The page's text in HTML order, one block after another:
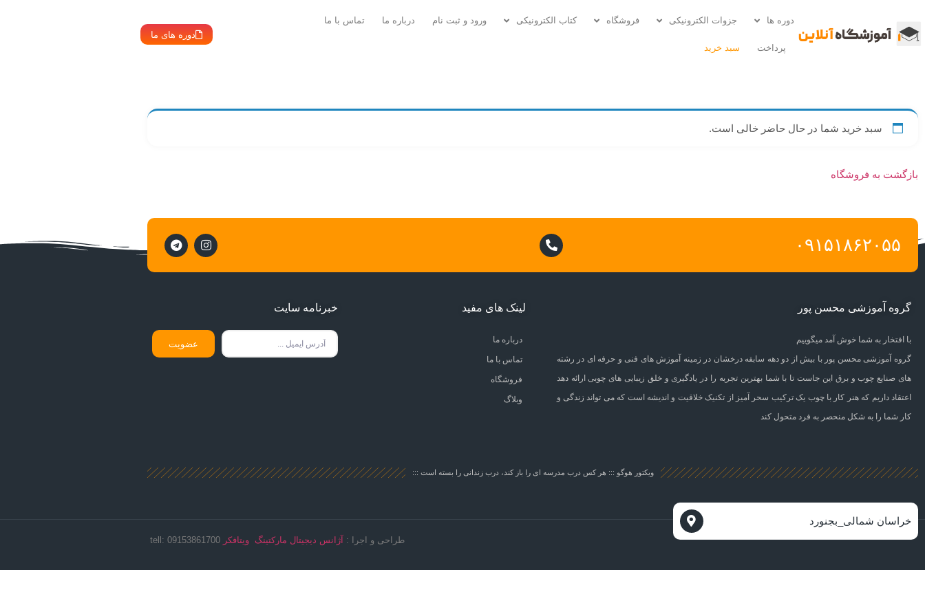
دوره ها جزوات الکترونیکی فروشگاه کتاب الکترونیکی ورود و ثبت نام درباره ما تماس با ما
پرداخت سبد خرید
دوره های ما
سبد خرید شما در حال حاضر خالی است.
بازگشت به فروشگاه
۰۹۱۵۱۸۶۲۰۵۵
گروه آموزشی محسن پور
با افتخار به شما خوش آمد میگوییم
گروه آموزشی محسن پور با بیش از دو دهه سابقه درخشان در زمینه آموزش های فنی و حرفه ای در رشته
های صنایع چوب و برق این جاست تا با شما بهترین تجربه را در یادگیری و خلق زیبایی های چوبی ارائه دهد
اعتقاد داریم که هنر کار با چوب یک ترکیب سحر آمیز از تکنیک خلاقیت و اندیشه است که می تواند زندگی و
کار شما را به شکل منحصر به فرد متحول کند
لینک های مفید
درباره ما
تماس با ما
فروشگاه
وبلاگ
خبرنامه سایت
عضویت
ویکتور هوگو ::: هر کس درب مدرسه ای را باز کند، درب زندانی را بسته است :::
خراسان شمالی_بجنورد
طراحی و اجرا : آژانس دیجیتال مارکتینگ ویتافکر